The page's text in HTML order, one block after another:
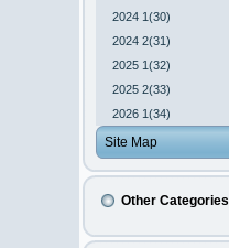
2024 1(30)
2024 2(31)
2025 1(32)
2025 2(33)
2026 1(34)
Site Map
Other Categories